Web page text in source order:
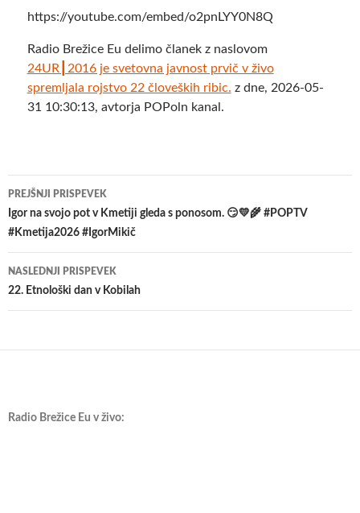
https://youtube.com/embed/o2pnLYY0N8Q
Radio Brežice Eu delimo članek z naslovom
24UR┃2016 je svetovna javnost prvič v živo
spremljala rojstvo 22 človeških ribic. z dne, 2026-05-
31 10:30:13, avtorja POPoln kanal.
Krmarjenje
po
prispevkih
PREJŠNJI PRISPEVEK
Igor na svojo pot v Kmetiji gleda s ponosom. 😏💛🌾 #POPTV
#Kmetija2026 #IgorMikič
NASLEDNJI PRISPEVEK
22. Etnološki dan v Kobilah
Radio Brežice Eu v živo: